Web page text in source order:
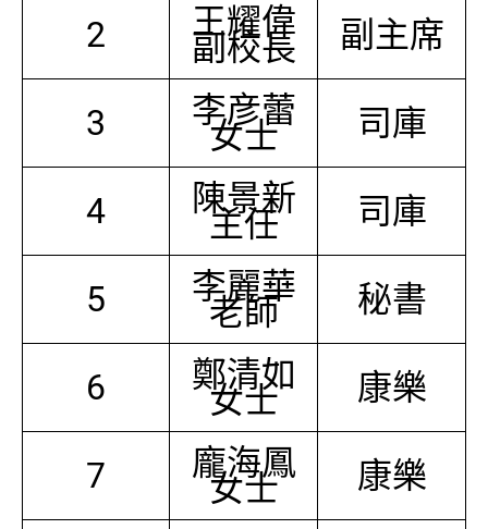
2 王耀偉
副校長 副主席
3 李彦蕾
女士 司庫
4 陳景新
主任 司庫
5 李麗華
老師 秘書
6 鄭清如
女士 康樂
7 龐海鳳
女士 康樂